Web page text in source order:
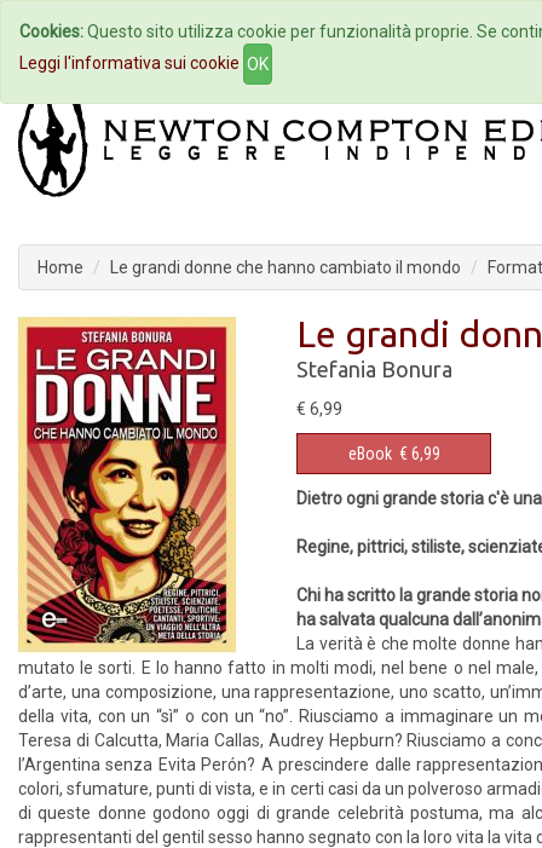
Home Autori Eventi
Home Le grandi donne che hanno cambiato il mondo
Le grandi
Stefania Bonura
€ 6,99
eBook € 6,99
Dietro ogni grande storia c'è
Regine, pittrici, stiliste,
Chi ha scritto la grande storia
ha salvata qualcuna
La verità è che molte donne
mutato le sorti. E lo hanno fatto in molti modi, nel bene o nel
d’arte, una composizione, una rappresentazione, uno scatto,
della vita, con un “sì” o con un “no”. Riusciamo a immaginare un
Teresa di Calcutta, Maria Callas, Audrey Hepburn? Riusciamo a
l’Argentina senza Evita Perón? A prescindere dalle
colori, sfumature, punti di vista, e in certi casi da un polveroso
di queste donne godono oggi di grande celebrità postuma, ma
rappresentanti del gentil sesso hanno segnato con la loro vita la vita
Cookies:Questo sito utilizza cookie per funzionalità proprie. Se
Leggi l'informativa sui cookie OK